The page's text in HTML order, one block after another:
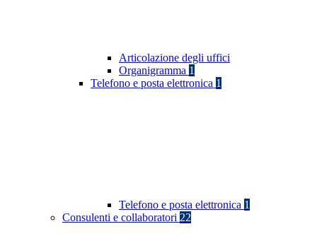
Articolazione degli uffici
Organigramma 1
Telefono e posta elettronica 1
Telefono e posta elettronica 1
Consulenti e collaboratori 22